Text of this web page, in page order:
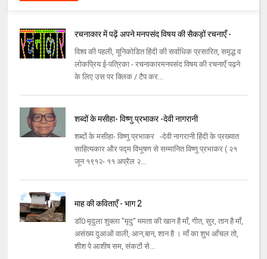
रचनाकार में पढ़ें अपने मनपसंद विषय की सैकड़ों रचनाएँ -
विश्व की पहली, यूनिकोडित हिंदी की सर्वाधिक प्रसारित, समृद्ध व
लोकप्रिय ई-पत्रिका - रचनाकारमनपसंद विषय की रचनाएँ पढ़ने
के लिए उस पर क्लिक / टैप कर...
शब्दों के मसीहा- विष्णु प्रभाकर -देवी नागरानी
शब्दों के मसीहा- विष्णु प्रभाकर -देवी नागरानी हिंदी के प्रख्यात
साहित्यकार और पद्म विभूषण से सम्मानित विष्णु प्रभाकर ( २१
जून १९१२- ११ अप्रैल २...
माह की कविताएँ - भाग 2
डॉ0 मृदुला शुक्ला "मृदु" ममता की खान है माँ, गीत, सुर, तान है माँ,
असंख्य दुआओं वाली, आन,बान, शान है । माँ का शुभ आँचल तो,
शीश पे आशीष सम, संकटों से...